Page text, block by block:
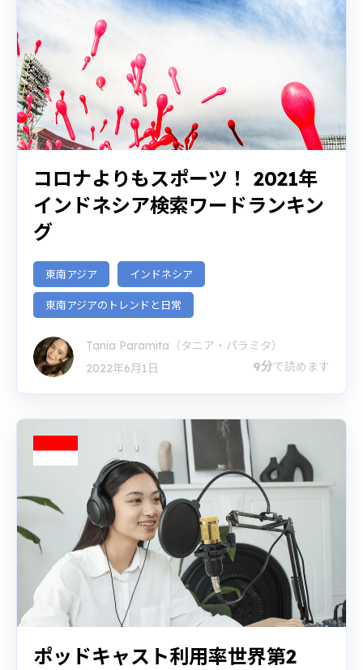
コロナよりもスポーツ！ 2021年
インドネシア検索ワードランキン
グ
東南アジア インドネシア
東南アジアのトレンドと日常
Tania Paramita（タニア・パラミタ）
2022年6月1日
9分で読めます
ポッドキャスト利用率世界第2